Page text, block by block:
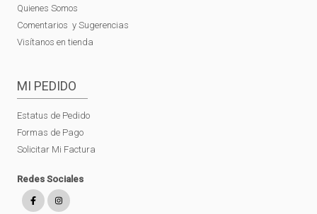
Quienes Somos
Comentarios y Sugerencias
Visítanos en tienda
MI PEDIDO
Estatus de Pedido
Formas de Pago
Solicitar Mi Factura
Redes Sociales